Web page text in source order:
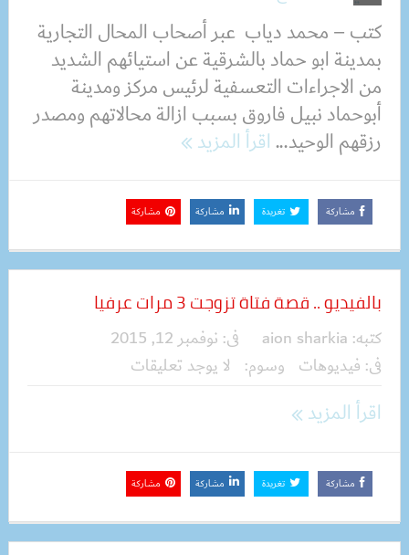
كتب – محمد دياب عبر أصحاب المحال التجارية
بمدينة ابو حماد بالشرقية عن استيائهم الشديد
من الاجراءات التعسفية لرئيس مركز ومدينة
أبوحماد نبيل فاروق بسبب ازالة محالاتهم ومصدر
رزقهم الوحيد...اقرأ المزيد
مشاركة تغريدة مشاركة مشاركة
بالفيديو .. قصة فتاة تزوجت 3 مرات عرفيا
كتبه: aion sharkia فى: نوفمبر 12, 2015
فى: فيديوهات وسوم: لا يوجد تعليقات
اقرأ المزيد
مشاركة تغريدة مشاركة مشاركة